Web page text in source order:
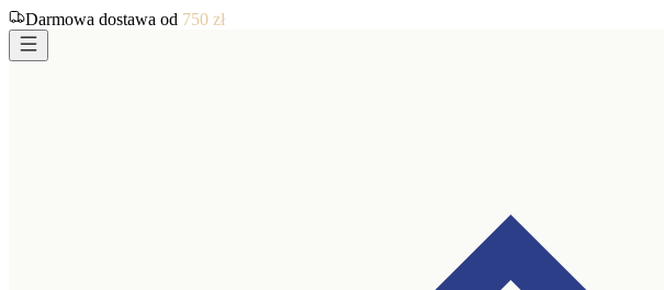
Darmowa dostawa od 750 zł